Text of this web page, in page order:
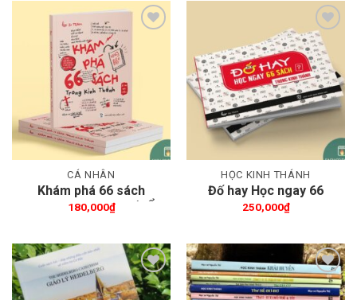
Thêm wishlist
CÁ NHÂN
Khám phá 66 sách
trong Kinh Thánh (SỔ
180,000₫
Thêm wishlist
HỌC KINH THÁNH
Đố hay Học ngay 66
sách trong Kinh Thánh
250,000₫